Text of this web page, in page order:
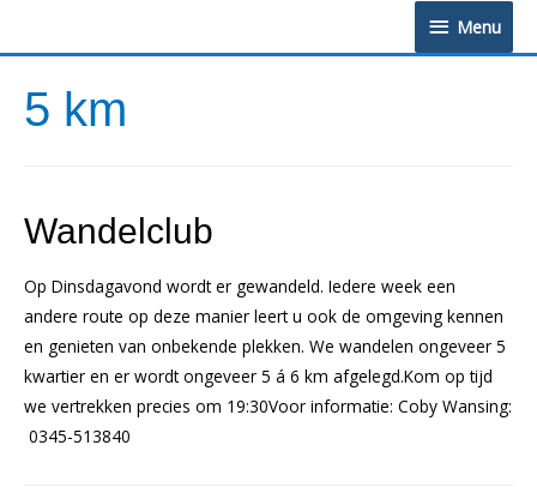
Menu
Menu
5 km
Wandelclub
Op Dinsdagavond wordt er gewandeld. Iedere week een
andere route op deze manier leert u ook de omgeving kennen
en genieten van onbekende plekken. We wandelen ongeveer 5
kwartier en er wordt ongeveer 5 á 6 km afgelegd.Kom op tijd
we vertrekken precies om 19:30Voor informatie: Coby Wansing:
0345-513840